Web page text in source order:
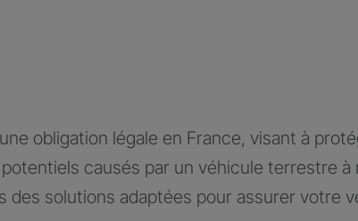
obligation légale en France, visant à
causés par un véhicule terrestre à
des solutions adaptées pour assurer votre